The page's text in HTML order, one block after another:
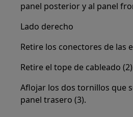
panel posterior y al panel
Lado derecho
Retire los conectores de las
Retire el tope de cableado
Aflojar los dos tornillos que
panel trasero (3).